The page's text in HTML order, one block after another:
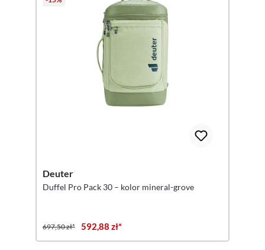
Deuter
Duffel Pro Pack 30 – kolor mineral-grove
697,50 zł* 592,88 zł*